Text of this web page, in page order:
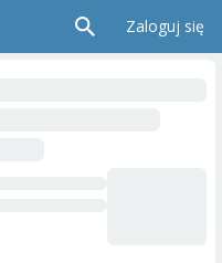
Zaloguj się